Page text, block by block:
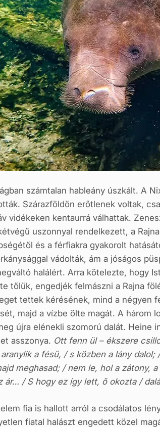
számtalan hableány úszkált. A
Szárazföldön erőtlenek voltak,
vidékeken kentaurrá válhattak.
uszonnyal rendelkezett, a
és a férfiakra gyakorolt
vádolták, ám a jóságos
halálért. Arra kötelezte, hogy
tőlük, engedjék felmászni a Rajna
tettek kérésének, mind a négyen
majd a vízbe ölte magát. A három
újra elénekli szomorú dalát. Heine
asszonya. Ott fenn ül – ékszere
a fésű, / s közben a lány
meghasad; / nem le, hol a zátony,
ár… / S hogy ez így lett, ő okozta /
fia is hallott arról a csodálatos
fiatal halászt engedett közel